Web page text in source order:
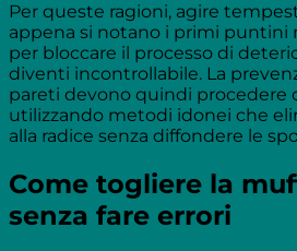
Per queste ragioni, agire
appena si notano i primi puntini
per bloccare il processo di
diventi incontrollabile. La
pareti devono quindi procedere
utilizzando metodi idonei che
alla radice senza diffondere le
Come togliere la
senza fare errori